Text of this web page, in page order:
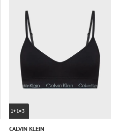
1+1=3
CALVIN KLEIN